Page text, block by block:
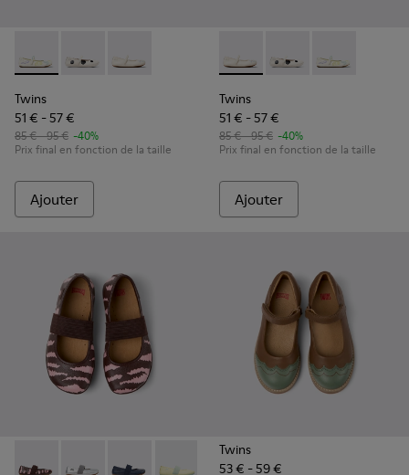
Twins - K800486-005 - Babies en cuir blanc
Twins - K800486-011 - Ballerines pour enfants en
Twins - K800486-007 - Ballerines en cuir
Twins
51 € - 57 €
85 € - 95 € -40%
Prix final en fonction de la taille
Ajouter
Twins - K800486-007 -
Twins - K800486-
Twins -
Twins
51 € - 57 €
85 € - 95 € -40%
Prix final en fonction de la taille
Ajouter
Twins
53 € - 59 €